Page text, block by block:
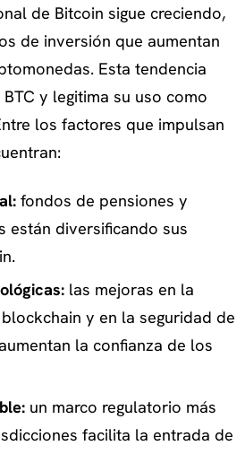
de Bitcoin sigue creciendo,
de inversión que aumentan
Esta tendencia
y legitima su uso como
los factores que impulsan
fondos de pensiones y
están diversificando sus
las mejoras en la
y en la seguridad de
la confianza de los
un marco regulatorio más
facilita la entrada de